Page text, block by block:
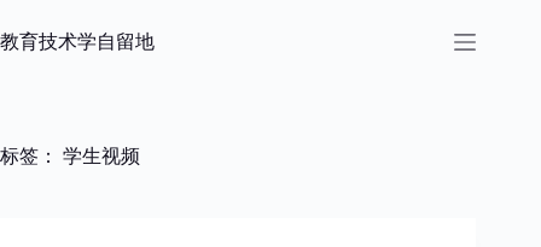
过
教育技术学自留地
标签： 学生视频